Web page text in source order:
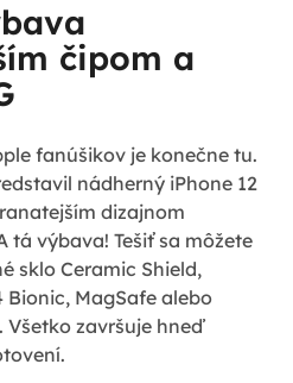
čipom a
fanúšikov je konečne tu.
nádherný iPhone 12
dizajnom
tá výbava! Tešiť sa môžete
sklo Ceramic Shield,
Bionic, MagSafe alebo
završuje hneď